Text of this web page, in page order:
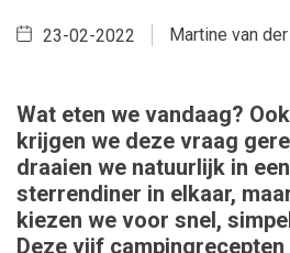
Martine van
23-02-2022
Wat eten we vandaag?
krijgen we deze vraag
draaien we natuurlijk in
sterrendiner in elkaar,
kiezen we voor snel,
Deze vijf